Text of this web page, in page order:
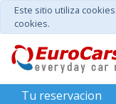
Este sitio utiliza
cookies.
Tu reservacion